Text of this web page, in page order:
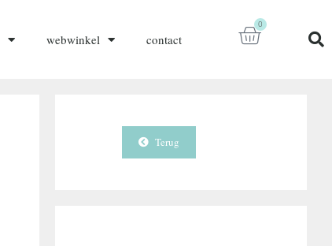
webwinkel contact
0
Terug